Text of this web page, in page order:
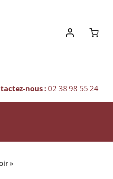
nous :02 38 98 55 24
»